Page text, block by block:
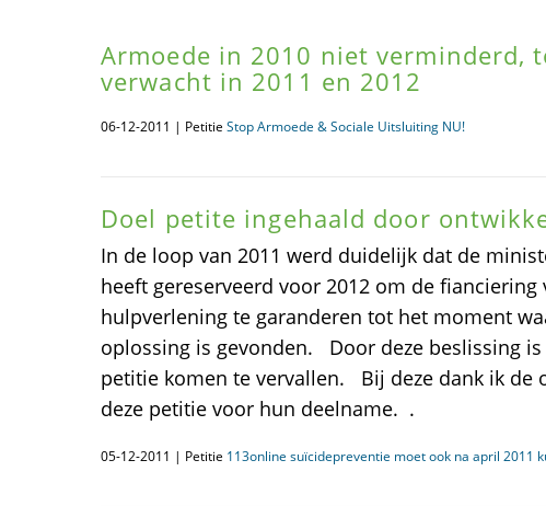
Armoede in 2010 niet verminderd,
verwacht in 2011 en 2012
06-12-2011 | Petitie Stop Armoede & Sociale Uitsluiting NU!
Doel petite ingehaald door
In de loop van 2011 werd duidelijk dat de
heeft gereserveerd voor 2012 om de
hulpverlening te garanderen tot het moment
oplossing is gevonden. Door deze beslissing
petitie komen te vervallen. Bij deze dank ik de
deze petitie voor hun deelname. .
05-12-2011 | Petitie 113online suïcidepreventie moet ook na april 2011